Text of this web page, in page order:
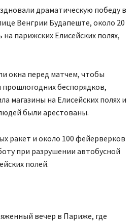
драматическую победу в
Венгрии Будапеште, около 20
на парижских Елисейских полях,
окна перед матчем, чтобы
беспорядков,
магазины на Елисейских полях и
были арестованы.
ракет и около 100 фейерверков
при разрушении автобусной
полей.
вечер в Париже, где